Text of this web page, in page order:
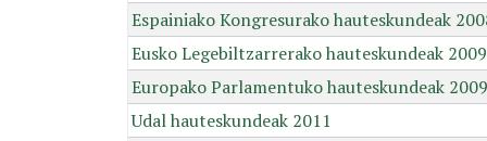
Espainiako Kongresurako hauteskundeak
Eusko Legebiltzarrerako hauteskundeak 2009
Europako Parlamentuko hauteskundeak 2009
Udal hauteskundeak 2011